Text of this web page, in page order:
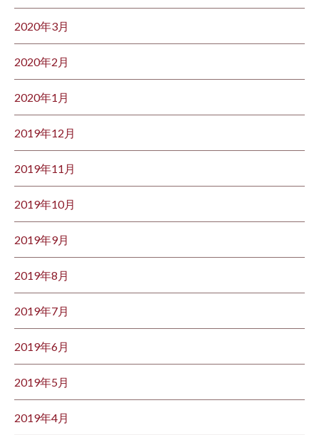
2020年3月
2020年2月
2020年1月
2019年12月
2019年11月
2019年10月
2019年9月
2019年8月
2019年7月
2019年6月
2019年5月
2019年4月